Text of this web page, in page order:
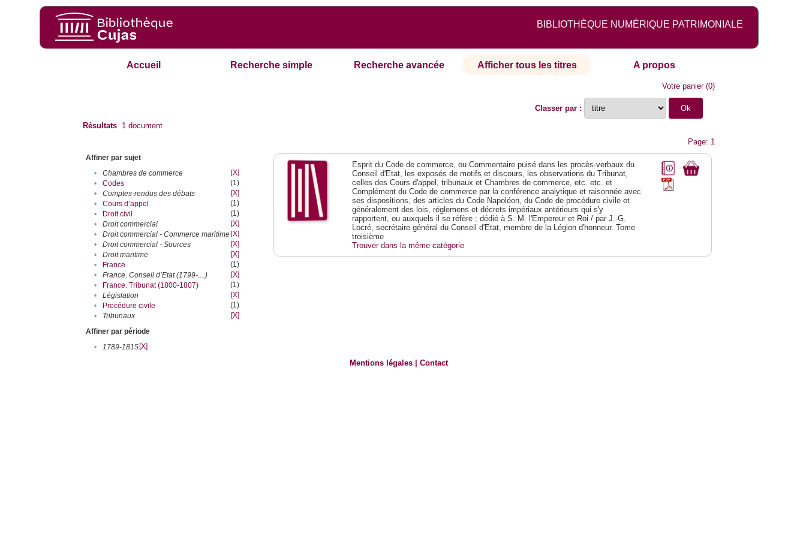
BIBLIOTHÈQUE NUMÉRIQUE PATRIMONIALE
Accueil Recherche simple Recherche avancée Afficher tous les titres A propos
Votre panier(0)
Classer par :
Résultats 1 document
Page: 1
Affiner par sujet
•
Chambres de commerce
[X]
•
Codes
(1)
•
Comptes-rendus des débats
[X]
•
Cours d’appel
(1)
•
Droit civil
(1)
•
Droit commercial
[X]
•
Droit commercial - Commerce maritime [X]
•
Droit commercial - Sources
[X]
•
Droit maritime
[X]
•
France
(1)
•
France. Conseil d’Etat (1799-....)
[X]
•
France. Tribunat (1800-1807)
(1)
•
Législation
[X]
•
Procédure civile
(1)
•
Tribunaux
[X]
Affiner par période
•
1789-1815[X]
Esprit du Code de commerce, ou Commentaire puisé dans les procès-verbaux du
Conseil d'Etat, les exposés de motifs et discours, les observations du Tribunat,
celles des Cours d'appel, tribunaux et Chambres de commerce, etc. etc. et
Complément du Code de commerce par la conférence analytique et raisonnée avec
ses dispositions, des articles du Code Napoléon, du Code de procédure civile et
généralement des lois, réglemens et décrets impériaux antérieurs qui s'y
rapportent, ou auxquels il se réfère ; dédié à S. M. l'Empereur et Roi / par J.-G.
Locré, secrétaire général du Conseil d'Etat, membre de la Légion d'honneur. Tome
troisième
Trouver dans la même catégorie
Mentions légales |Contact